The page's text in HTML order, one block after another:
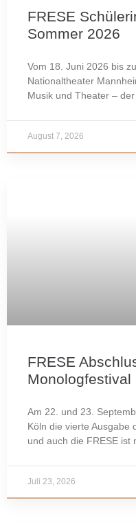
FRESE
Sommer 2026
Vom 18. Juni 2026 bis
Nationaltheater
Musik und Theater –
August 7, 2026
FRESE
Monologfestival
Am 22. und 23.
Köln die vierte Ausgabe
und auch die FRESE ist
Juli 23, 2026